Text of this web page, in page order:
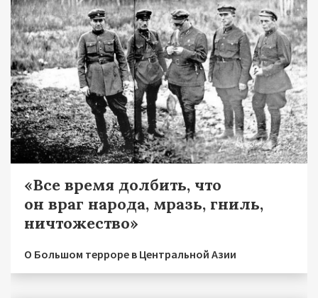
«Все время долбить, что
он враг народа, мразь, гниль,
ничтожество»
О Большом терроре в Центральной Азии